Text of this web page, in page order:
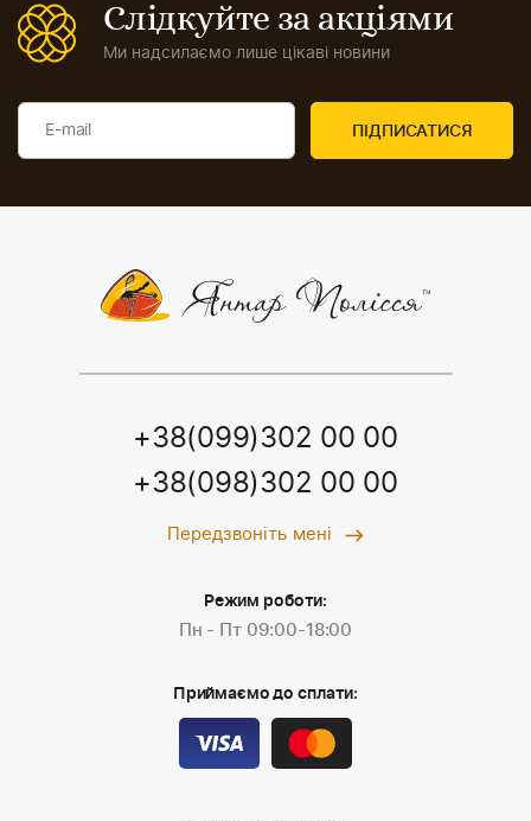
Слідкуйте за акціями
Ми надсилаємо лише цікаві новини
+38(099)302 00 00
+38(098)302 00 00
Передзвоніть мені
Режим роботи:
Пн - Пт 09:00-18:00
Приймаємо до сплати: